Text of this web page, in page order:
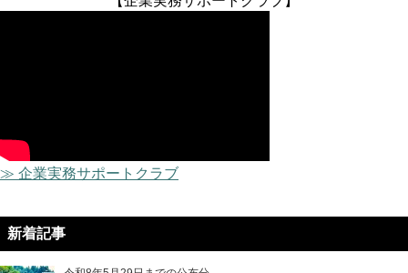
≫ 企業実務サポートクラブ
新着記事